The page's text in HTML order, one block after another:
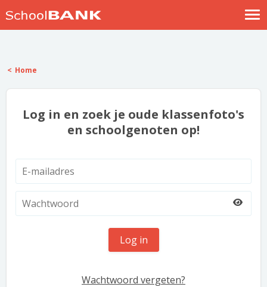
Help
Home
Log in en zoek je oude klassenfoto's
en schoolgenoten op!
Log in
Wachtwoord vergeten?